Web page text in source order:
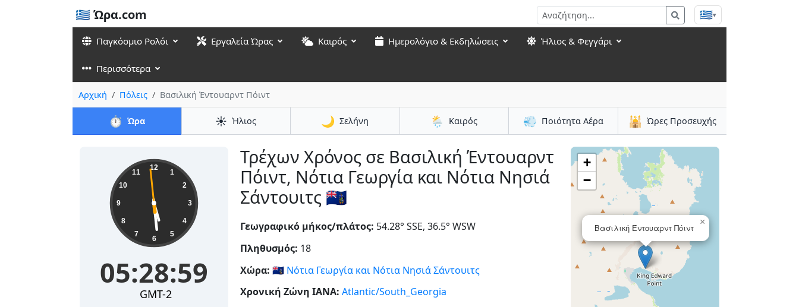
🇬🇷 Ώρα.com 🇬🇷▾
Παγκόσμιο Ρολόι Εργαλεία Ώρας Καιρός Ημερολόγιο & Εκδηλώσεις Ήλιος & Φεγγάρι
Περισσότερα
Αρχική Πόλεις Βασιλική Έντουαρντ Πόιντ
⏱️ Ώρα ☀️ Ήλιος 🌙 Σελήνη 🌦️ Καιρός 💨 Ποιότητα Αέρα 🕌 Ώρες Προσευχής
Τρέχων Χρόνος σε Βασιλική Έντουαρντ
Πόιντ, Νότια Γεωργία και Νότια Νησιά
Σάντουιτς 🇬🇸
05:29:00 12
1
2
3
4
5
6
7
8
9
10
11
05:29:00
GMT-2
Γεωγραφικό μήκος/πλάτος: 54.28° SSE, 36.5° WSW
Πληθυσμός: 18
Χώρα: 🇬🇸 Νότια Γεωργία και Νότια Νησιά Σάντουιτς
Χρονική Ζώνη IANA: Atlantic/South_Georgia
Βασιλική Έντουαρντ Πόιντ
×
+
−